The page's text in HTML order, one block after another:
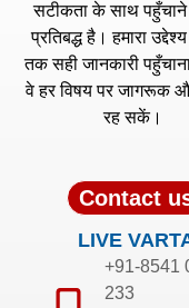
सटीकता के साथ
प्रतिबद्ध है। हमारा
तक सही जानकारी
वे हर विषय पर जागरूक
रह सकें।
Contact
LIVE
+91-8541
233